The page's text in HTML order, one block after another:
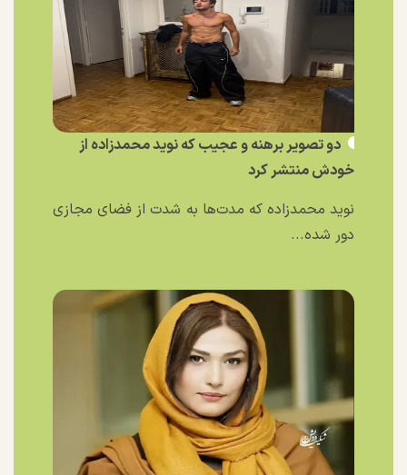
دو تصویر برهنه و عجیب که نوید محمدزاده از
خودش منتشر کرد
نوید محمدزاده که مدت‌ها به شدت از فضای مجازی
دور شده...